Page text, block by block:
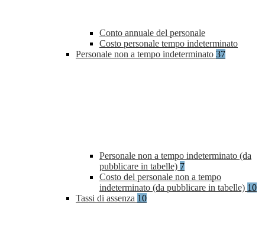
Conto annuale del personale
Costo personale tempo indeterminato
Personale non a tempo indeterminato 37
Personale non a tempo indeterminato (da
pubblicare in tabelle) 7
Costo del personale non a tempo
indeterminato (da pubblicare in tabelle) 10
Tassi di assenza 10